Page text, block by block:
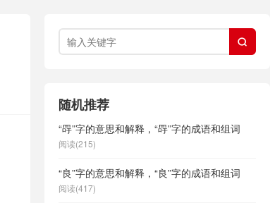

随机推荐
“冔”字的意思和解释，“冔”字的成语和组词
阅读(215)
“良”字的意思和解释，“良”字的成语和组词
阅读(417)